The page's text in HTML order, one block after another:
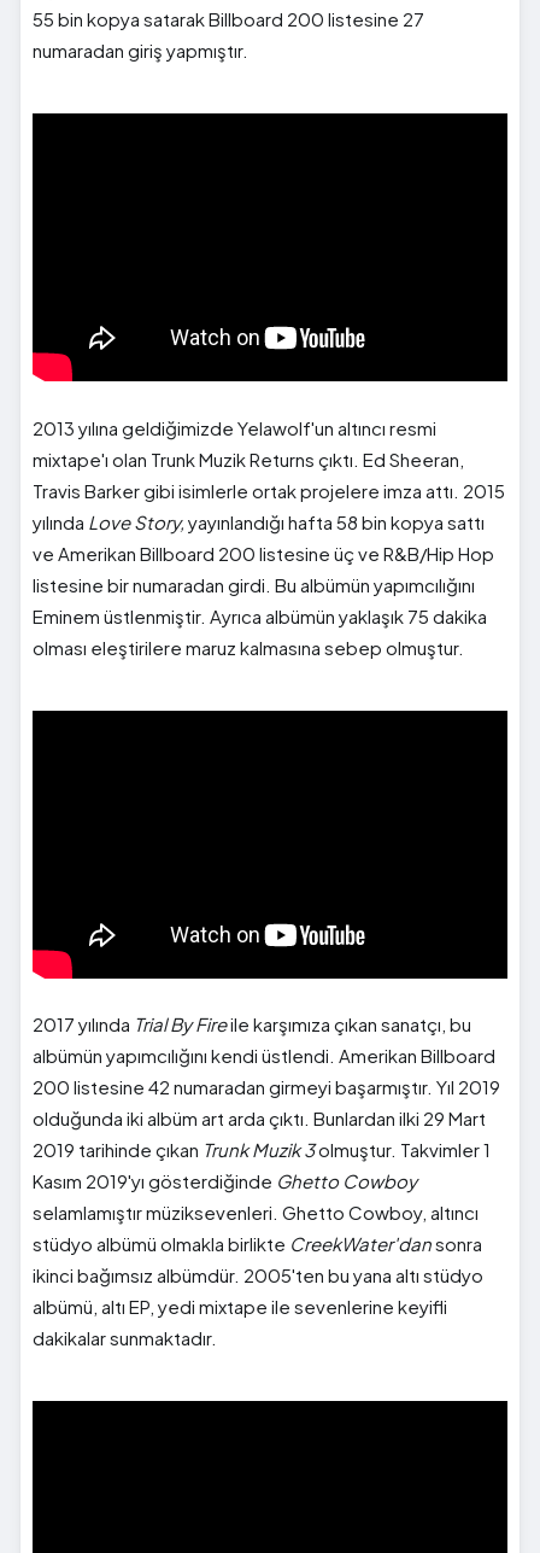
55 bin kopya satarak Billboard 200 listesine 27
numaradan giriş yapmıştır.
2013 yılına geldiğimizde Yelawolf'un altıncı resmi
mixtape'ı olan Trunk Muzik Returns çıktı. Ed Sheeran,
Travis Barker gibi isimlerle ortak projelere imza attı. 2015
yılında Love Story, yayınlandığı hafta 58 bin kopya sattı
ve Amerikan Billboard 200 listesine üç ve R&B/Hip Hop
listesine bir numaradan girdi. Bu albümün yapımcılığını
Eminem üstlenmiştir. Ayrıca albümün yaklaşık 75 dakika
olması eleştirilere maruz kalmasına sebep olmuştur.
2017 yılında Trial By Fireile karşımıza çıkan sanatçı, bu
albümün yapımcılığını kendi üstlendi. Amerikan Billboard
200 listesine 42 numaradan girmeyi başarmıştır. Yıl 2019
olduğunda iki albüm art arda çıktı. Bunlardan ilki 29 Mart
2019 tarihinde çıkan Trunk Muzik 3olmuştur. Takvimler 1
Kasım 2019'yı gösterdiğinde Ghetto Cowboy
selamlamıştır müziksevenleri. Ghetto Cowboy, altıncı
stüdyo albümü olmakla birlikte CreekWater'dansonra
ikinci bağımsız albümdür. 2005'ten bu yana altı stüdyo
albümü, altı EP, yedi mixtape ile sevenlerine keyifli
dakikalar sunmaktadır.